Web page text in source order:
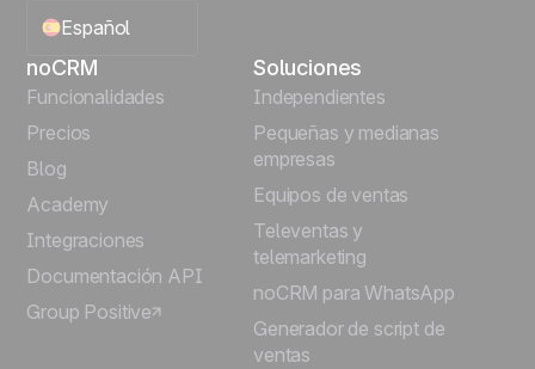
Español
English
Português
Italiano
Deutsch
noCRM
Funcionalidades
Precios
Blog
Academy
Integraciones
Documentación API
Group Positive
Soluciones
Independientes
Pequeñas y medianas
empresas
Equipos de ventas
Televentas y
telemarketing
noCRM para WhatsApp
Generador de script de
ventas